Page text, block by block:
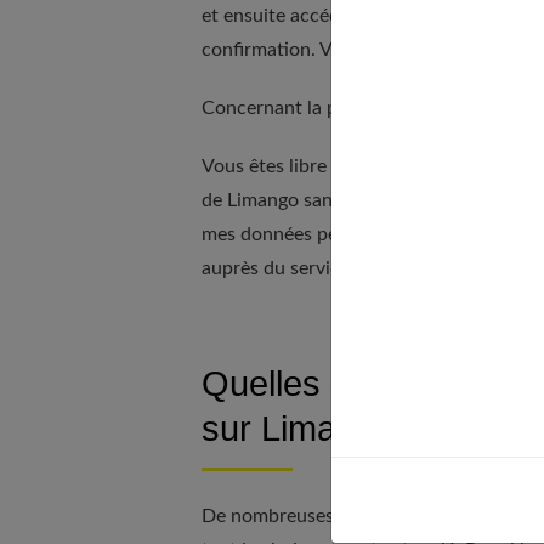
et ensuite accéder aux ventes. Une fois
confirmation. Vous avez alors accès à
Concernant la partie outlet, vous
Vous êtes libre de clôturer votre compte
de Limango sans justification. Vous
mes données personnelles et ensuite
auprès du service client en envoyant un
Quelles sont les
sur Limango ?
De nombreuses marques peuvent être